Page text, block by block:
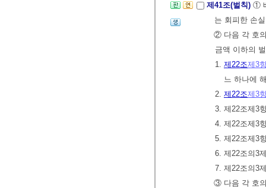
제41조(벌칙) ①
는 회피한 손
② 다음 각 호
금액 이하의
1. 제22조제3
느 하나에
2. 제22조제3
3. 제22조제3
4. 제22조제3
5. 제22조제3
6. 제22조의3
7. 제22조의3
③ 다음 각 호